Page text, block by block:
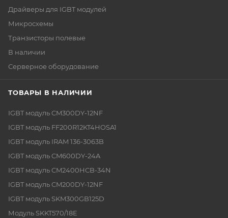
Драйверы для IGBT модулей
Микросхемы
Транзисторы полевые
В наличии
Серверное оборудование
ТОВАРЫ В НАЛИЧИИ
IGBT модуль CM300DY-12NF
IGBT модуль FF200R12KT4HOSA1
IGBT модуль IRAM 136-3063B
IGBT модуль CM600DY-24A
IGBT модуль CM2400HCB-34N
IGBT модуль CM200DY-12NF
IGBT модуль SKM300GB125D
Модуль SKKT570/18E